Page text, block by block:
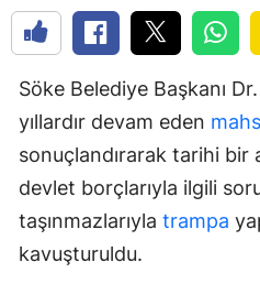
Söke Belediye Başkanı
yıllardır devam eden
sonuçlandırarak tarihi bir
devlet borçlarıyla ilgili
taşınmazlarıyla trampa
kavuşturuldu.